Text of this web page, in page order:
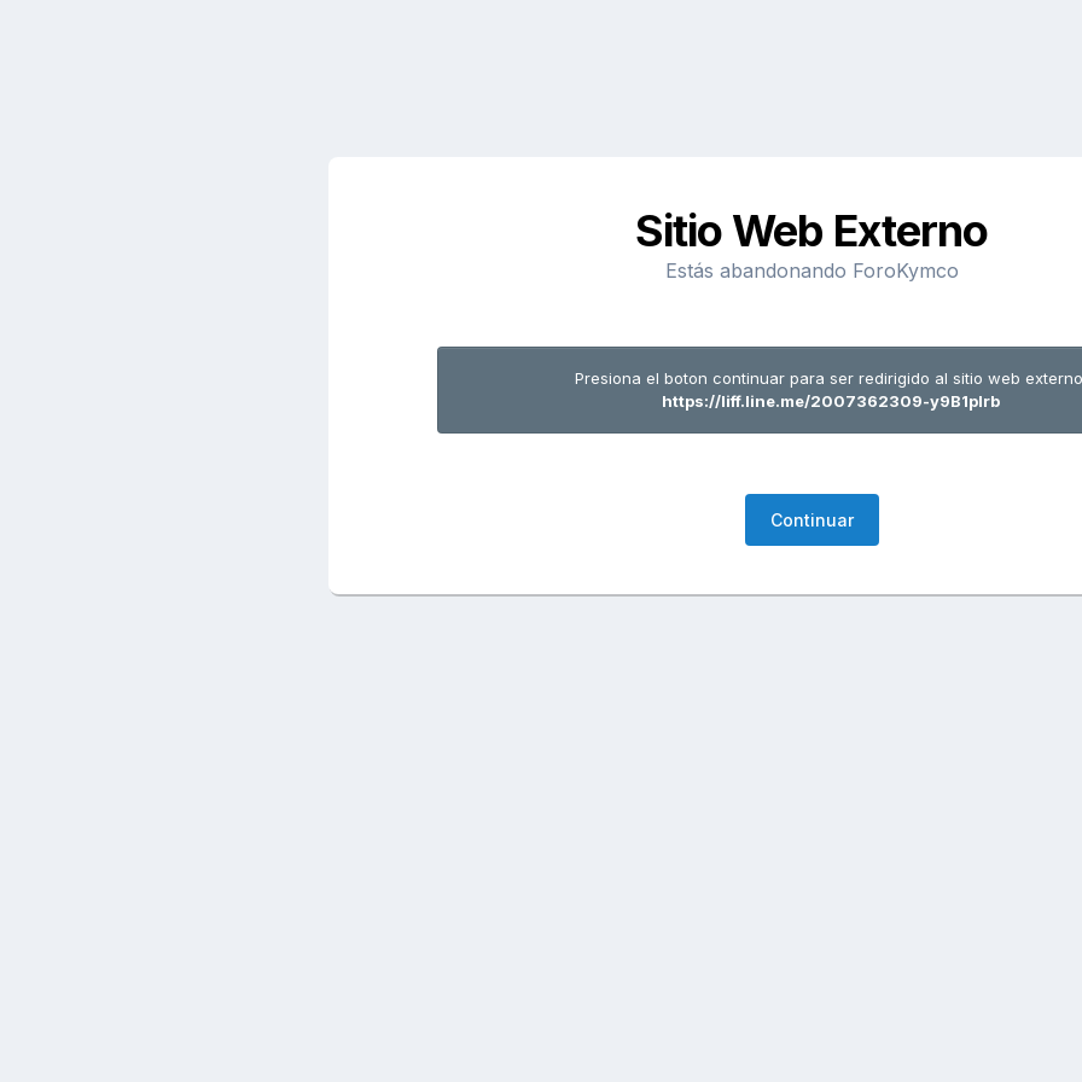
Sitio Web Externo
Estás abandonando ForoKymco
Presiona el boton continuar para ser redirigido al sitio web
https://liff.line.me/2007362309-y9B1plrb
Continuar